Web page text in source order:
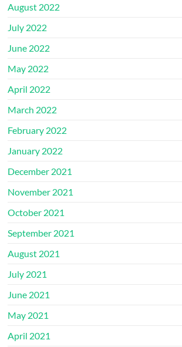
August 2022
July 2022
June 2022
May 2022
April 2022
March 2022
February 2022
January 2022
December 2021
November 2021
October 2021
September 2021
August 2021
July 2021
June 2021
May 2021
April 2021